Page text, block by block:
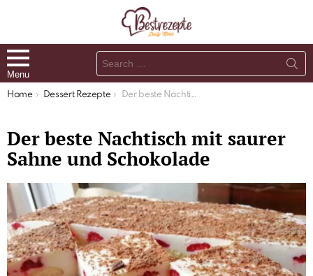
Menu
Search
for:
You are here:
Home Dessert Rezepte Der beste Nachtisch mit saurer Sahne und Schokolade
Der beste Nachtisch mit saurer
Sahne und Schokolade